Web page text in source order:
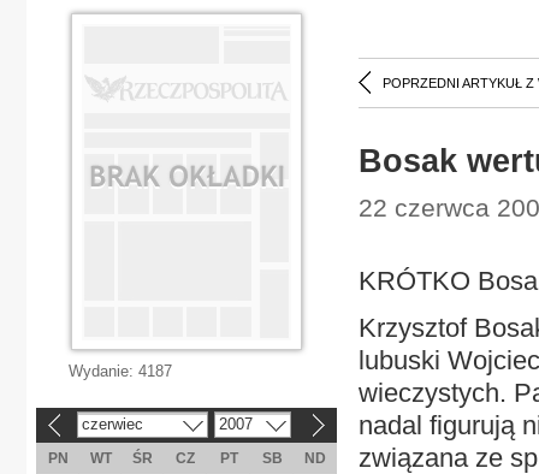
POPRZEDNI ARTYKUŁ Z
Bosak
22 czerwca
KRÓTKO
Krzysztof
lubuski
wieczystych.
nadal figurują
związana ze
Wydanie: 4187
czerwiec 2007
PN WT ŚR CZ PT SB
ND